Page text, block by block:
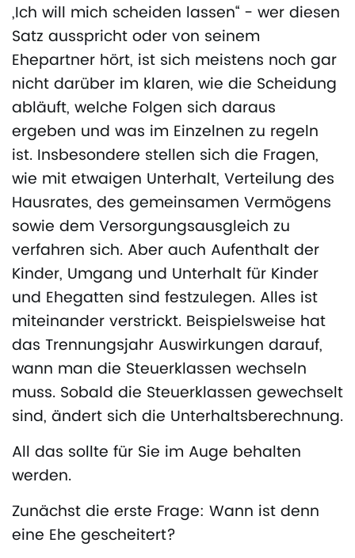
„Ich will mich scheiden lassen“ - wer diesen
Satz ausspricht oder von seinem
Ehepartner hört, ist sich meistens noch gar
nicht darüber im klaren, wie die Scheidung
abläuft, welche Folgen sich daraus
ergeben und was im Einzelnen zu regeln
ist. Insbesondere stellen sich die Fragen,
wie mit etwaigen Unterhalt, Verteilung des
Hausrates, des gemeinsamen Vermögens
sowie dem Versorgungsausgleich zu
verfahren sich. Aber auch Aufenthalt der
Kinder, Umgang und Unterhalt für Kinder
und Ehegatten sind festzulegen. Alles ist
miteinander verstrickt. Beispielsweise hat
das Trennungsjahr Auswirkungen darauf,
wann man die Steuerklassen wechseln
muss. Sobald die Steuerklassen gewechselt
sind, ändert sich die Unterhaltsberechnung.
All das sollte für Sie im Auge behalten
werden.
Zunächst die erste Frage: Wann ist denn
eine Ehe gescheitert?